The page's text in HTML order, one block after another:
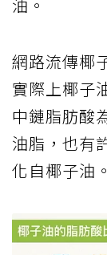
油。
網路流傳椰
實際上椰子
中鏈脂肪酸
油脂，也有
化自椰子油。